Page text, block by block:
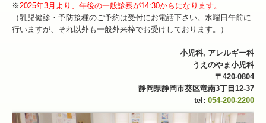
交通案内
診療カレンダー
※ 2025年3月より、午後の一般診察が14:30からになります。
（乳児健診・予防接種のご予約は受付にお電話下さい。水曜日午前に
行いますが、それ以外も一般外来枠でお受けしております。）
小児科, アレルギー科
うえのやま小児科
〒420-0804
静岡県静岡市葵区竜南3丁目12-37
tel: 054-200-2200